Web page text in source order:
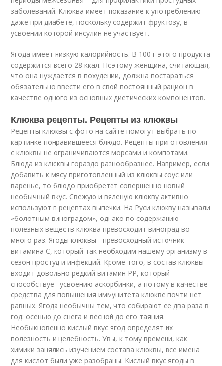
заболеваний. Клюква имеет показание к употреблению
даже при диабете, поскольку содержит фруктозу, в
усвоении которой инсулин не участвует.
Ягода имеет низкую калорийность. В 100 г этого продукта
содержится всего 28 ккал. Поэтому женщина, считающая,
что она нуждается в похудении, должна постараться
обязательно ввести его в свой постоянный рацион в
качестве одного из основных диетических компонентов.
Клюква рецепты. Рецепты из клюквы
Рецепты клюквы с фото на сайте помогут выбрать по
картинке понравившееся блюдо. Рецепты приготовления
с клюквы не ограничиваются морсами и компотами.
Блюда из клюквы гораздо разнообразнее. Например, если
добавить к мясу приготовленный из клюквы соус или
варенье, то блюдо приобретет совершенно новый
необычный вкус. Свежую и вяленую клюкву активно
используют в рецептах выпечки. На Руси клюкву называли
«болотным виноградом», однако по содержанию
полезных веществ клюква превосходит виноград во
много раз. Ягоды клюквы - превосходный источник
витамина С, который так необходим нашему организму в
сезон простуд и инфекций. Кроме того, в состав клюквы
входит довольно редкий витамин РР, который
способствует усвоению аскорбинки, а потому в качестве
средства для повышения иммунитета клюкве почти нет
равных. Ягода необычны тем, что собирают ее два раза в
год: осенью до снега и весной до его таяния.
Необыкновенно кислый вкус ягод определят их
полезность и целебность. Увы, к тому времени, как
химики занялись изучением состава клюквы, все имена
для кислот были уже разобраны. Кислый вкус ягоды в